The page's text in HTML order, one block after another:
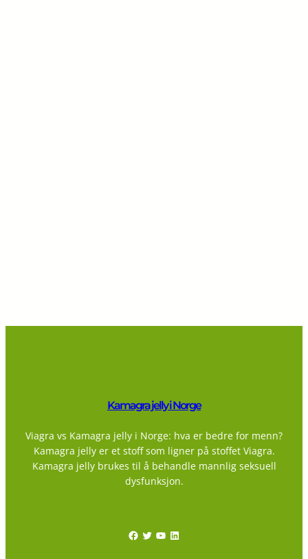
Kamagra jelly i Norge
Viagra vs Kamagra jelly i Norge: hva er bedre for menn?
Kamagra jelly er et stoff som ligner på stoffet Viagra.
Kamagra jelly brukes til å behandle mannlig seksuell
dysfunksjon.
Facebook Twitter YouTube LinkedIn